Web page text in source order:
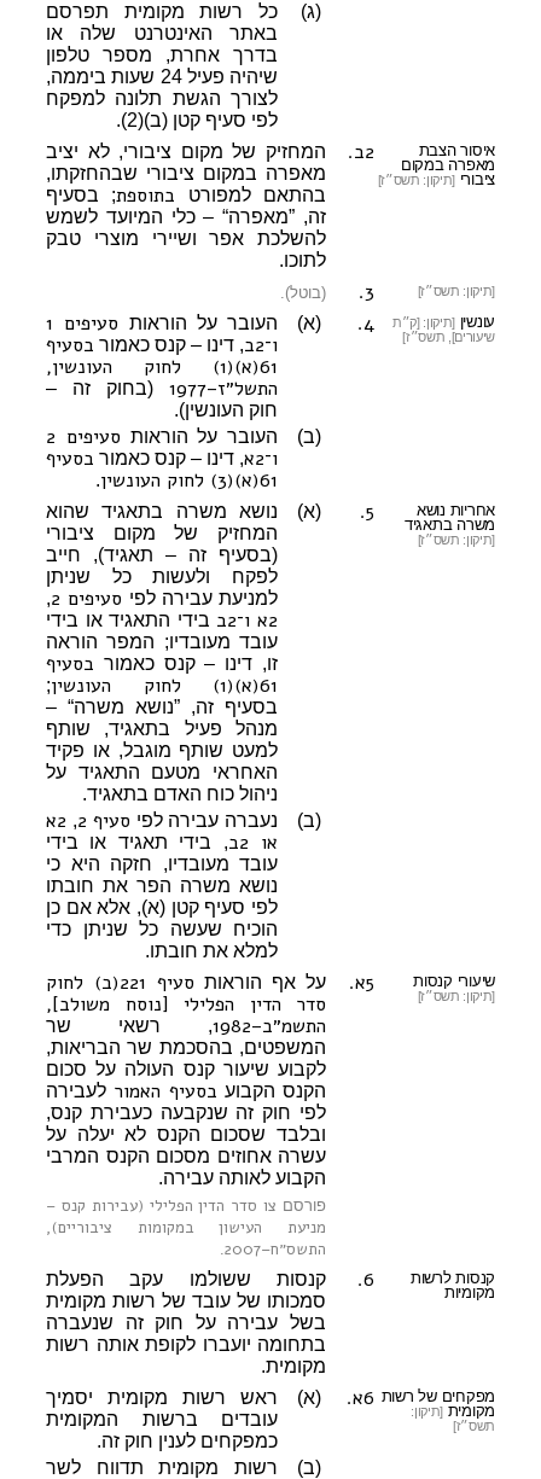
(ג)
כל רשות מקומית תפרסם
באתר האינטרנט שלה או
בדרך אחרת, מספר טלפון
שיהיה פעיל 24 שעות ביממה,
לצורך הגשת תלונה למפקח
לפי סעיף קטן (ב)(2).
2ב.
איסור הצבת
מאפרה במקום
ציבורי[תיקון: תשס״ז]
המחזיק של מקום ציבורי, לא יציב
מאפרה במקום ציבורי שבהחזקתו,
בהתאם למפורט בתוספת; בסעיף
זה, ”מאפרה“ – כלי המיועד לשמש
להשלכת אפר ושיירי מוצרי טבק
לתוכו.
3. [תיקון: תשס״ז] (בוטל).
4. עונשין[תיקון: [ק״ת
שיעורים], תשס״ז]
(א) העובר על הוראות סעיפים 1
ו־2ב
, דינו – קנס כאמור בסעיף
61(א)(1) לחוק העונשין,
התשל״ז–1977
(בחוק זה –
חוק העונשין).
(ב)
העובר על הוראות סעיפים 2
ו־2א
, דינו – קנס כאמור בסעיף
61(א)(3) לחוק העונשין
.
5.
אחריות נושא
משרה בתאגיד
[תיקון: תשס״ז]
(א)
נושא משרה בתאגיד שהוא
המחזיק של מקום ציבורי
(בסעיף זה – תאגיד), חייב
לפקח ולעשות כל שניתן
למניעת עבירה לפי סעיפים 2 ,
2א ו־2ב
בידי התאגיד או בידי
עובד מעובדיו; המפר הוראה
זו, דינו – קנס כאמור בסעיף
61(א)(1) לחוק העונשין
;
בסעיף זה, ”נושא משרה“ –
מנהל פעיל בתאגיד, שותף
למעט שותף מוגבל, או פקיד
האחראי מטעם התאגיד על
ניהול כוח האדם בתאגיד.
(ב)
נעברה עבירה לפי סעיף 2 , 2א
או 2ב
, בידי תאגיד או בידי
עובד מעובדיו, חזקה היא כי
נושא משרה הפר את חובתו
לפי סעיף קטן (א), אלא אם כן
הוכיח שעשה כל שניתן כדי
למלא את חובתו.
5א. שיעורי קנסות
[תיקון: תשס״ז]
על אף הוראות
סעיף 221(ב) לחוק
סדר הדין הפלילי [נוסח משולב],
התשמ״ב–1982
, רשאי שר
המשפטים, בהסכמת שר הבריאות,
לקבוע שיעור קנס העולה על סכום
הקנס הקבוע בסעיף האמור לעבירה
לפי חוק זה שנקבעה כעבירת קנס,
ובלבד שסכום הקנס לא יעלה על
עשרה אחוזים מסכום הקנס המרבי
הקבוע לאותה עבירה.
פורסם צו סדר הדין הפלילי (עבירות קנס –
מניעת העישון במקומות ציבוריים),
התשס״ח–2007
.
6.
קנסות לרשות
מקומיות
קנסות ששולמו עקב הפעלת
סמכותו של עובד של רשות מקומית
בשל עבירה על חוק זה שנעברה
בתחומה יועברו לקופת אותה רשות
מקומית.
6א. מפקחים של רשות
מקומית[תיקון:
תשס״ז]
(א)
ראש רשות מקומית יסמיך
עובדים ברשות המקומית
כמפקחים לענין חוק זה.
(ב)
רשות מקומית תדווח לשר